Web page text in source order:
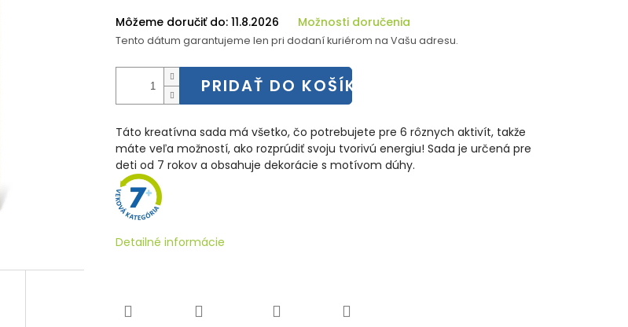
Môžeme doručiť do: 11.8.2026 Možnosti doručenia
Tento dátum garantujeme len pri dodaní kuriérom na Vašu adresu.
PRIDAŤ DO KOŠÍKA
Táto kreatívna sada má všetko, čo potrebujete pre 6 rôznych aktivít, takže
máte veľa možností, ako rozprúdiť svoju tvorivú energiu! Sada je určená pre
deti od 7 rokov a obsahuje dekorácie s motívom dúhy.
Detailné informácie